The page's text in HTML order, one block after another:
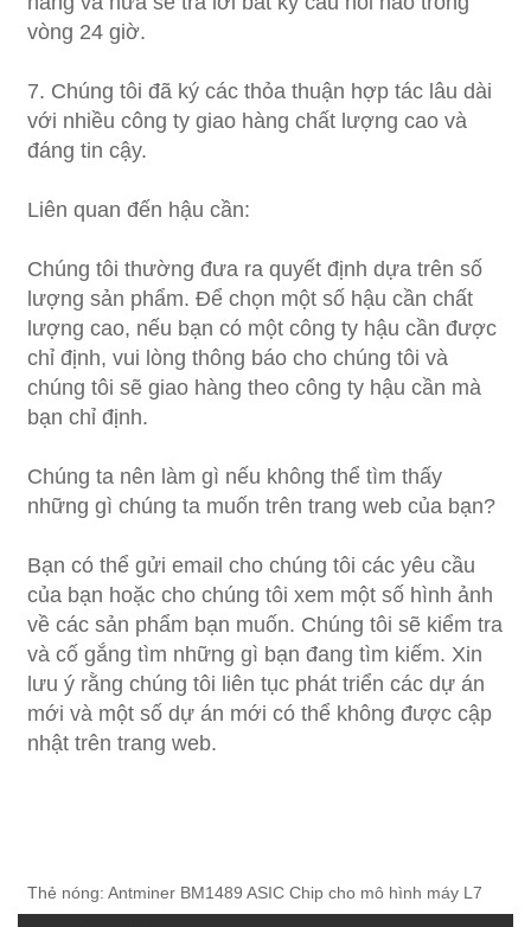
vòng 24 giờ.
7. Chúng tôi đã ký các thỏa thuận hợp tác lâu dài
với nhiều công ty giao hàng chất lượng cao và
đáng tin cậy.
Liên quan đến hậu cần:
Chúng tôi thường đưa ra quyết định dựa trên số
lượng sản phẩm. Để chọn một số hậu cần chất
lượng cao, nếu bạn có một công ty hậu cần được
chỉ định, vui lòng thông báo cho chúng tôi và
chúng tôi sẽ giao hàng theo công ty hậu cần mà
bạn chỉ định.
Chúng ta nên làm gì nếu không thể tìm thấy
những gì chúng ta muốn trên trang web của bạn?
Bạn có thể gửi email cho chúng tôi các yêu cầu
của bạn hoặc cho chúng tôi xem một số hình ảnh
về các sản phẩm bạn muốn. Chúng tôi sẽ kiểm tra
và cố gắng tìm những gì bạn đang tìm kiếm. Xin
lưu ý rằng chúng tôi liên tục phát triển các dự án
mới và một số dự án mới có thể không được cập
nhật trên trang web.
Thẻ nóng: Antminer BM1489 ASIC Chip cho mô hình máy L7